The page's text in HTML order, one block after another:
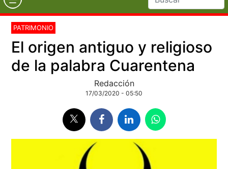
PATRIMONIO
El origen antiguo y religioso
de la palabra Cuarentena
Redacción
17/03/2020 - 05:50